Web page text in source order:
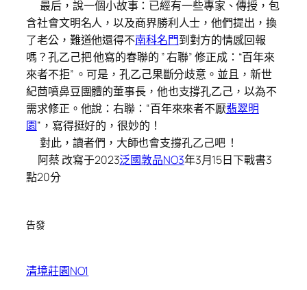
最后，說一個小故事：已經有一些專家、傳授，包
含社會文明名人，以及商界勝利人士，他們提出，換
了老公，難道他還得不南科名門到對方的情感回報
嗎？孔乙己把 他寫的春聯的 ” 右聯” 修正成：“百年來
來者不拒” 。可是，孔乙己果斷分歧意。並且，新世
紀茴噴鼻豆團體的董事長，他也支撐孔乙己，以為不
需求修正。他說：右聯：“百年來來者不厭翡翠明
園”，寫得挺好的，很妙的！
對此，讀者們，大師也會支撐孔乙己吧 ！
阿蔡 改寫于2023泛國敦品NO3年3月15日下戰書3
點20分
告發
清境莊園NO1